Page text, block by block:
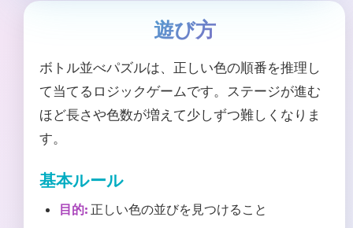
遊び方
ボトル並べパズルは、正しい色の順番を推理し
て当てるロジックゲームです。ステージが進む
ほど長さや色数が増えて少しずつ難しくなりま
す。
基本ルール
目的: 正しい色の並びを見つけること